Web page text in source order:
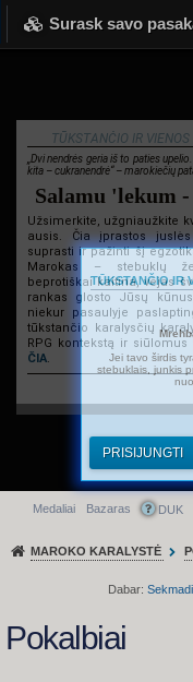
Surask savo
TŪKSTANČIO IR VIENOS
„Dvi nendrės geria iš to paties
kita – cukranendrė“ – marokiečių
Užsimerkite, užgniaužkite
ausis. Čia įprastos
suprasti ir pažinti šį
Marokas – stebuklų
beprotiškai kaitina, vėjas
rankas glosto Jūsų
niekur pasaulyje
tūkstančio karalysčių
RPG kontekstą ir siūlomus
ČIA.
Greitasis meniu
Medaliai Bazaras DUK
MAROKO KARALYSTĖ
Dabar:
TŪKSTANČIO IR
Jei tavo širdis
stebuklais, junkis
PRISIJUNGTI
Pokalbiai